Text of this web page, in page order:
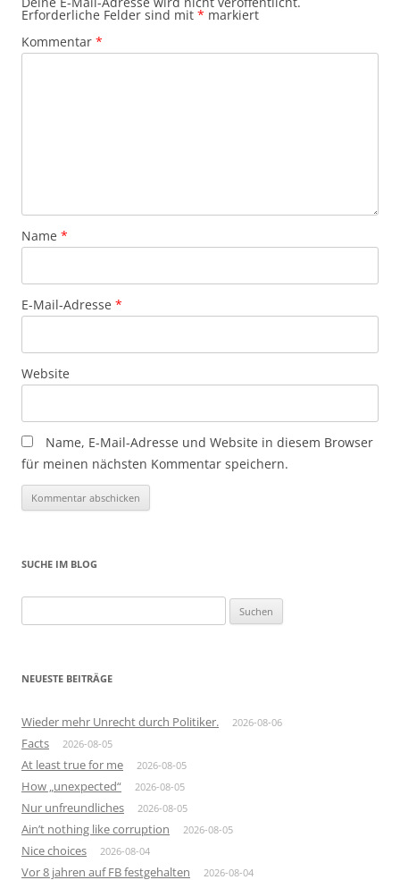
Erforderliche Felder sind mit * markiert
Kommentar *
Name *
E-Mail-Adresse *
Website
Name, E-Mail-Adresse und Website in diesem Browser
für meinen nächsten Kommentar speichern.
SUCHE IM BLOG
nach:
NEUESTE BEITRÄGE
Wieder mehr Unrecht durch Politiker. 2026-08-06
Facts 2026-08-05
At least true for me 2026-08-05
How „unexpected“ 2026-08-05
Nur unfreundliches 2026-08-05
Ain’t nothing like corruption 2026-08-05
Nice choices 2026-08-04
Vor 8 jahren auf FB festgehalten 2026-08-04